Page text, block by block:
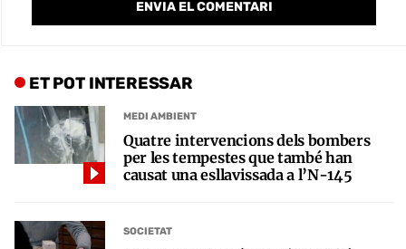
ET POT INTERESSAR
MEDI AMBIENT
Quatre intervencions dels bombers
per les tempestes que també han
causat una esllavissada a l’N-145
SOCIETAT